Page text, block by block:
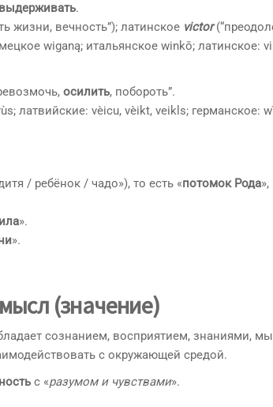
.
жизни, вечность”); латинское victor
wiganą; итальянское winkō; латинское:
осилить, побороть”.
латвийские: vèicu, vèikt, veikls; германское:
/ ребёнок / чадо»), то есть «потомок Рода»,
».
».
(значение)
сознанием, восприятием, знаниями,
с окружающей средой.
с «разумом и чувствами».